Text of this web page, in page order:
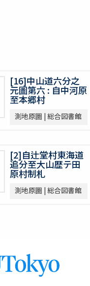
[16]中山道六分之
元圖第六 : 自中河原
至本郷村
測地原圖 | 総合図書館
[2]自辻堂村東海道
追分至大山歴テ田
原村制札
測地原圖 | 総合図書館